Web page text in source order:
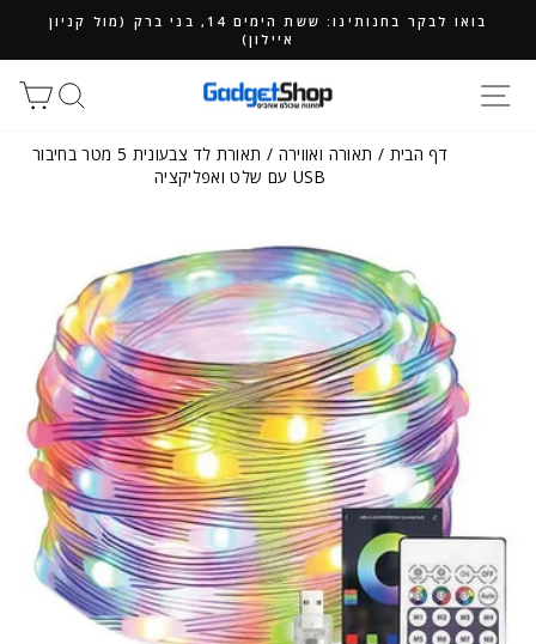
בואו לבקר בחנותינו: ששת הימים 14, בני ברק (מול קניון
איילון)
חיפוש
דף הבית / תאורה ואווירה /
תאורת לד צבעונית 5 מטר בחיבור
USB עם שלט ואפליקציה